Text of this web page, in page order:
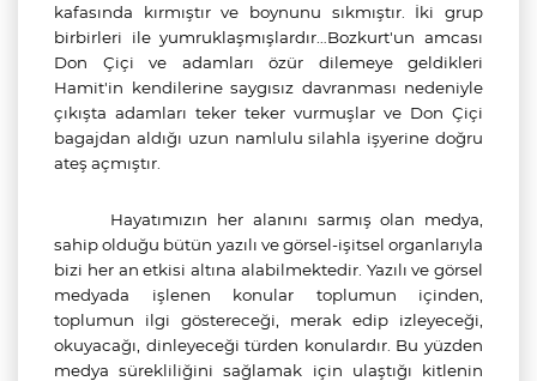
kafasında kırmıştır ve boynunu sıkmıştır. İki grup
birbirleri ile yumruklaşmışlardır…Bozkurt'un amcası
Don Çiçi ve adamları özür dilemeye geldikleri
Hamit'in kendilerine saygısız davranması nedeniyle
çıkışta adamları teker teker vurmuşlar ve Don Çiçi
bagajdan aldığı uzun namlulu silahla işyerine doğru
ateş açmıştır.
Hayatımızın her alanını sarmış olan medya,
sahip olduğu bütün yazılı ve görsel-işitsel organlarıyla
bizi her an etkisi altına alabilmektedir. Yazılı ve görsel
medyada işlenen konular toplumun içinden,
toplumun ilgi göstereceği, merak edip izleyeceği,
okuyacağı, dinleyeceği türden konulardır. Bu yüzden
medya sürekliliğini sağlamak için ulaştığı kitlenin